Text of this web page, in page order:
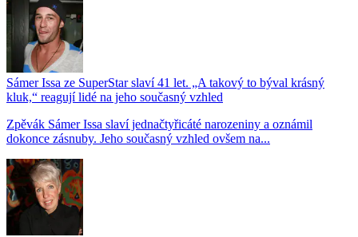
Sámer Issa ze SuperStar slaví 41 let. „A takový to býval krásný
kluk,“ reagují lidé na jeho současný vzhled
Zpěvák Sámer Issa slaví jednačtyřicáté narozeniny a oznámil
dokonce zásnuby. Jeho současný vzhled ovšem na...